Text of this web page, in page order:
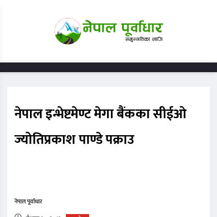
नेपाल इन्भेष्टमेण्ट मेगा बैंकका सीईओ
ज्योतिप्रकाश पाण्डे पक्राउ
नेपाल पूर्वाधार